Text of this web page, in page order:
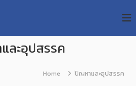
ละอุปสรรค
Home ปัญหาและอุปสรรค